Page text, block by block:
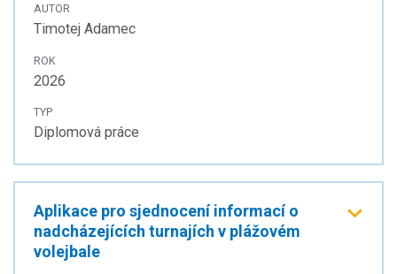
AUTOR
Timotej Adamec
ROK
2026
TYP
Diplomová práce
Aplikace pro sjednocení informací o
nadcházejících turnajích v plážovém
volejbale